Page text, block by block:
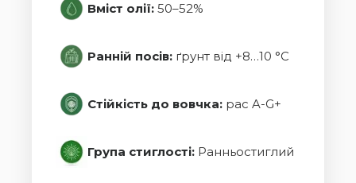
Вміст олії: 50–52%
Ранній посів: ґрунт від +8…10 °C
Стійкість до вовчка: рас A-G+
Група стиглості: Ранньостиглий